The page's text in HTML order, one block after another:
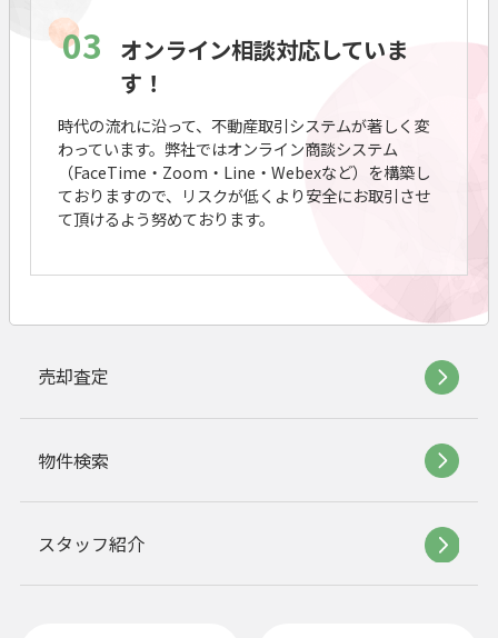
03
オンライン相談対応していま
す！
時代の流れに沿って、不動産取引システムが著しく変
わっています。弊社ではオンライン商談システム
（FaceTime・Zoom・Line・Webexなど）を構築し
ておりますので、リスクが低くより安全にお取引させ
て頂けるよう努めております。
売却査定
物件検索
スタッフ紹介